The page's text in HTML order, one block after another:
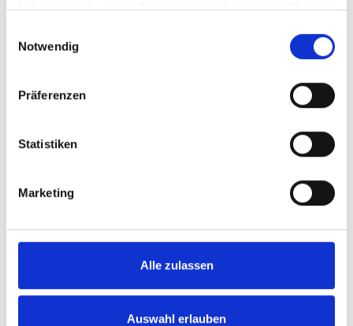
haben oder die sie im Rahmen Ihrer Nutzung der Dienste
Notwendig
Präferenzen
Statistiken
Marketing
Alle zulassen
Auswahl erlauben
Dachgeschosswohnung in toller Lage von
Bückeburg!
Dachgeschosswohnung
5